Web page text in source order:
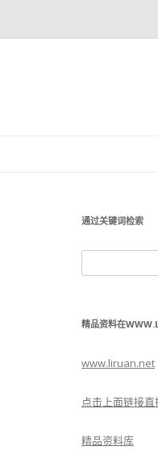
通过关键词检索
索：
精品资料在
www.liruan.net
点击上面链接
精品资料库